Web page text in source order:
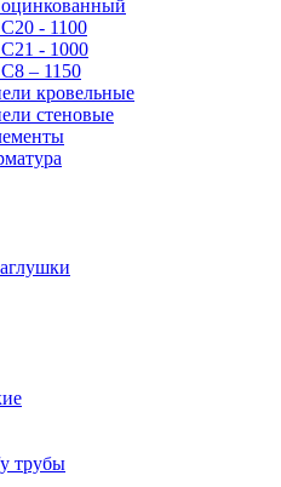
- 1100
- 1000
– 1150
кровельные
стеновые
трубы